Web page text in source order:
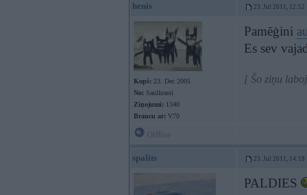
henis 23. Jul 2011, 12:52
Kopš: 23. Dec 2005
No: Saulkrasti
Ziņojumi: 1340
Braucu ar: V70
Pamēģini
Es sev
[ Šo ziņu
spalits 23. Jul 2011, 14:18
PALDIES